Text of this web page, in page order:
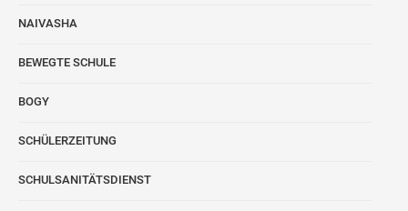
NAIVASHA
BEWEGTE SCHULE
BOGY
SCHÜLERZEITUNG
SCHULSANITÄTSDIENST